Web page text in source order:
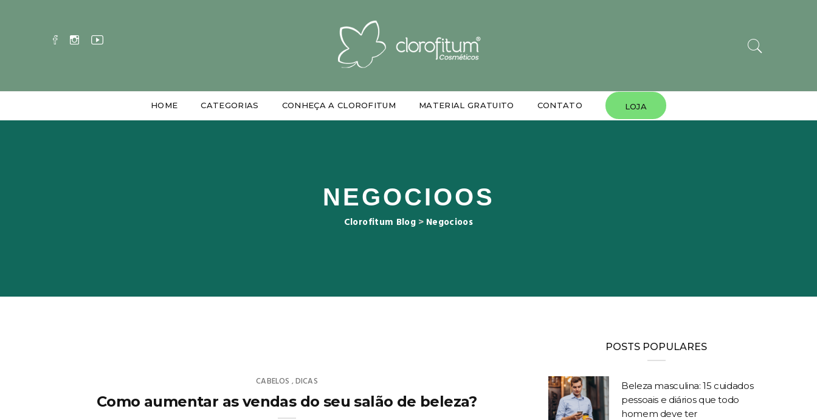
HOME CATEGORIAS CONHEÇA A CLOROFITUM MATERIAL GRATUITO CONTATO LOJA
NEGOCIOOS
Clorofitum Blog > Negocioos
CABELOS ,DICAS
Como aumentar as vendas do seu salão de beleza?
POSTS POPULARES
Beleza masculina: 15 cuidados
pessoais e diários que todo
homem deve ter